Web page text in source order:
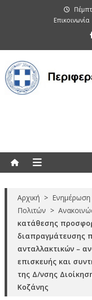
Επικοινωνία
Αρχική > Ενημέρωση
Πολιτών >
κατάθεσης
διαπραγμάτευσης
ανταλλακτικών –
επισκευής και
της Δ/νσης
Κοζάνης